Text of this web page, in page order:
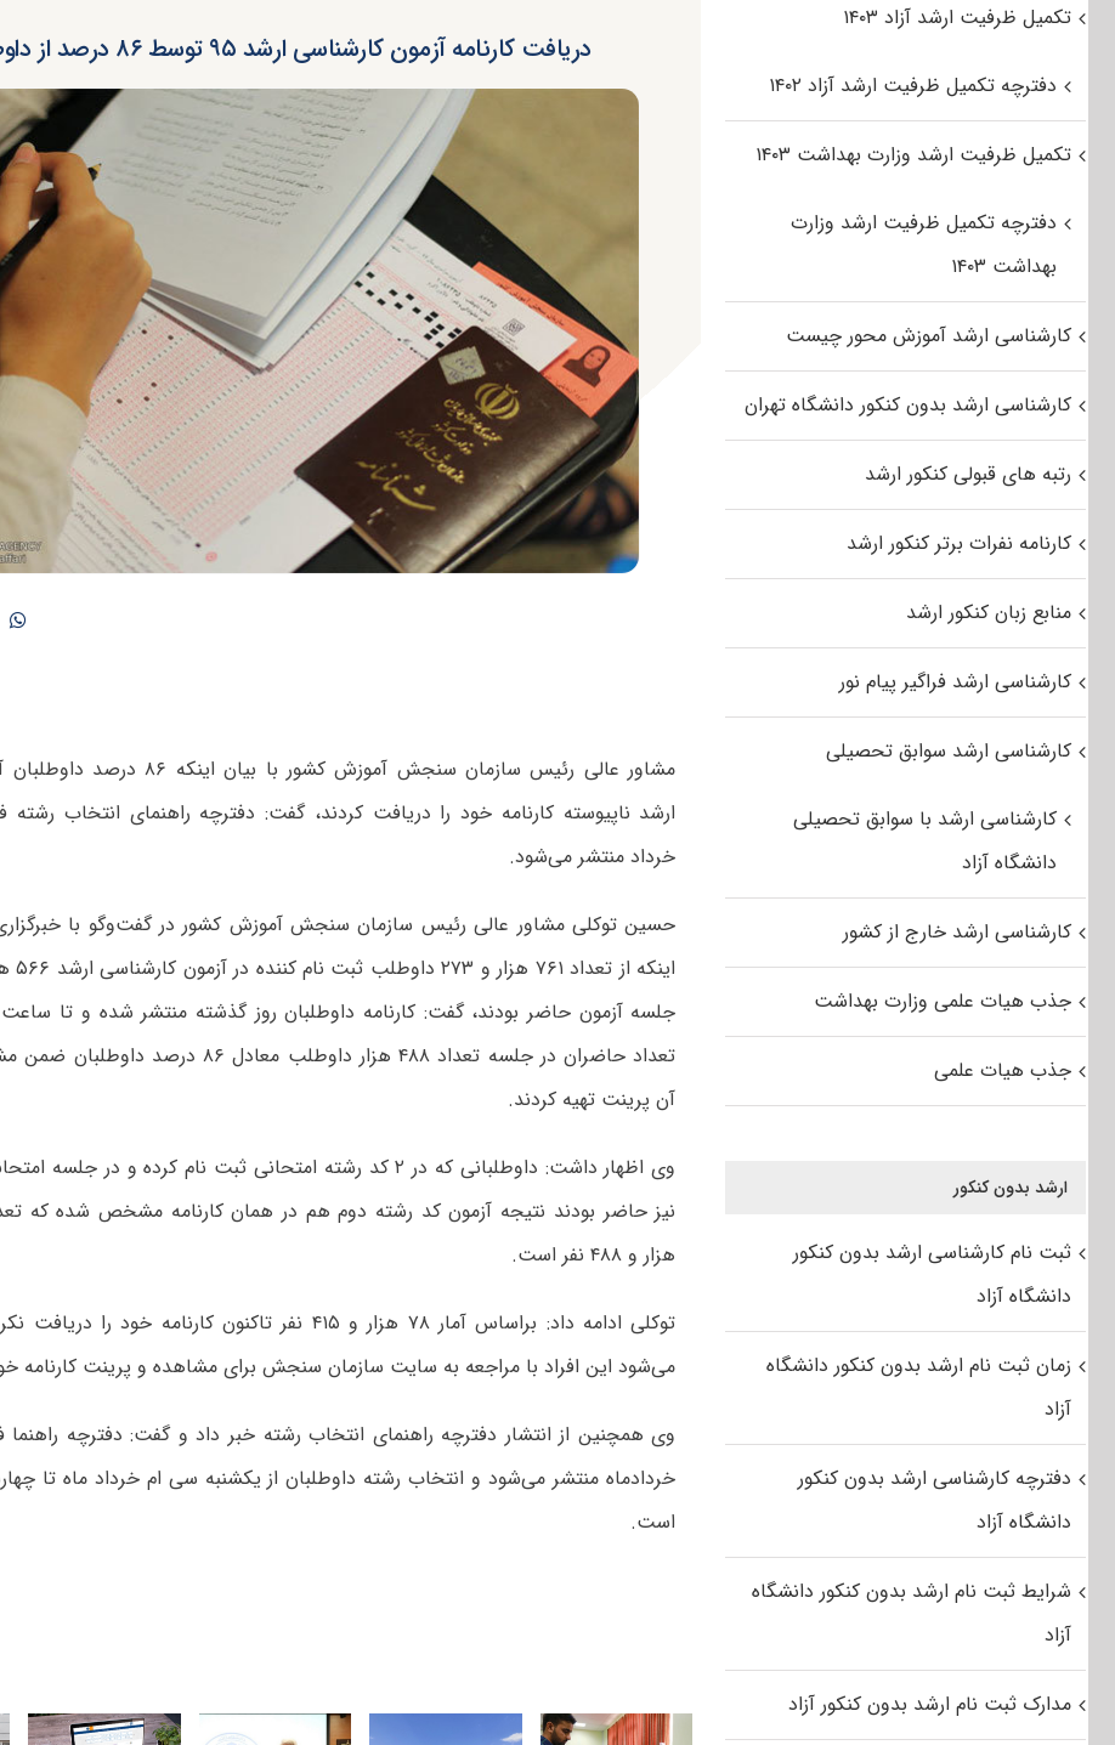
دریافت کارنامه آزمون کارشناسی ارشد ۹۵ توسط ۸۶ درصد از داوطلبان
مشاور عالی رئیس سازمان سنجش آموزش کشور با
خرداد منتشر می‌شود.
حسین توکلی مشاور عالی رئیس سازمان سنجش آموزش کشور در گفت‌وگو با
تعداد حاضران در جلسه تعداد ۴۸۸ هزار داوطلب معادل ۸۶
آن پرینت تهیه کردند.
وی اظهار داشت: داوطلبانی که در ۲ کد رشته امتحانی ثبت نام کرده و در
هزار و ۴۸۸ نفر است.
توکلی ادامه داد: براساس آمار ۷۸ هزار و ۴۱۵ نفر تاکنون کارنامه
می‌شود این افراد با مراجعه به سایت سازمان سنجش برای مشاهده و پرینت کارنامه
خردادماه منتشر می‌شود و انتخاب رشته داوطلبان از یکشنبه سی ام خرداد ماه تا
است.
تکمیل ظرفیت ارشد آزاد ۱۴۰۳
دفترچه تکمیل ظرفیت ارشد آزاد ۱۴۰۲
تکمیل ظرفیت ارشد وزارت بهداشت ۱۴۰۳
دفترچه تکمیل ظرفیت ارشد وزارت
بهداشت ۱۴۰۳
کارشناسی ارشد آموزش محور چیست
کارشناسی ارشد بدون کنکور دانشگاه تهران
رتبه های قبولی کنکور ارشد
کارنامه نفرات برتر کنکور ارشد
منابع زبان کنکور ارشد
کارشناسی ارشد فراگیر پیام نور
کارشناسی ارشد سوابق تحصیلی
کارشناسی ارشد با سوابق تحصیلی
دانشگاه آزاد
کارشناسی ارشد خارج از کشور
جذب هیات علمی وزارت بهداشت
جذب هیات علمی
ارشد بدون کنکور
ثبت نام کارشناسی ارشد بدون کنکور
دانشگاه آزاد
زمان ثبت نام ارشد بدون کنکور دانشگاه
آزاد
دفترچه کارشناسی ارشد بدون کنکور
دانشگاه آزاد
شرایط ثبت نام ارشد بدون کنکور دانشگاه
آزاد
مدارک ثبت نام ارشد بدون کنکور آزاد